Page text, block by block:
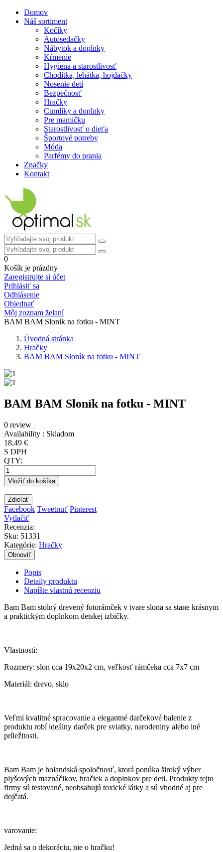
Domov
Náš sortiment
Kočíky
Autosedačky
Nábytok a doplnky
Kŕmenie
Hygiena a starostlivosť
Chodítka, lehátka, hojdačky
Nosenie detí
Bezpečnosť
Hračky
Cumlíky a doplnky
Pre mamičku
Starostlivosť o dieťa
Športové potreby
Móda
Parfémy do prania
Značky
Kontakt
0
Košík je prázdny
Zaregistrujte si účet
Prihlásiť sa
Odhlásenie
Objednať
Môj zoznam želaní
BAM BAM Sloník na fotku - MINT
Úvodná stránka
Hračky
BAM BAM Sloník na fotku - MINT
BAM BAM Sloník na fotku - MINT
0 review
Availability : Skladom
18,49 €
S DPH
QTY:
Vložiť do košíka
Zdieľať
Facebook Tweetnuť Pinterest
Vytlačiť
Recenzia:
Sku: 51331
Kategórie: Hračky
Popis
Detaily produktu
Napíšte vlastnú recenziu
Bam Bam stolný drevený fotorámček v tvare slona sa stane krásnym
a praktickým doplnkom detskej izbičky.
Vlastnosti:
Rozmery: slon cca 19x20x2 cm, veľkosť rámčeka cca 7x7 cm
Materiál: drevo, sklo
Veľmi kvalitné spracovanie a elegantné darčekové balenie z
produktu robí ideálny darček pre sviatky, narodeniny alebo iné
príležitosti.
Bam Bam je holandská spoločnosť, ktorá ponúka široký výber
plyšových maznáčikov, hračiek a doplnkov pre deti. Produkty tejto
firmy sú testované, neobsahujú toxické látky a sú vhodné aj pre
dojčatá.
varovanie:
Jedná sa o dekoráciu, nie o hračku!